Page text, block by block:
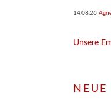
14.08.26
Unsere
NEUE